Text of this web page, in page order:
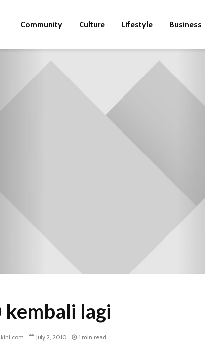
Community Culture Lifestyle Business
lagi
July 2, 2010 1 min read